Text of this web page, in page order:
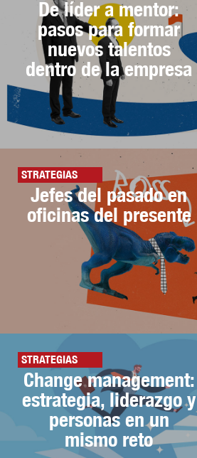
De líder a mentor:
pasos para formar
nuevos talentos
dentro de la empresa
STRATEGIAS
Jefes del pasado en
oficinas del presente
STRATEGIAS
Change management:
estrategia, liderazgo y
personas en un
mismo reto